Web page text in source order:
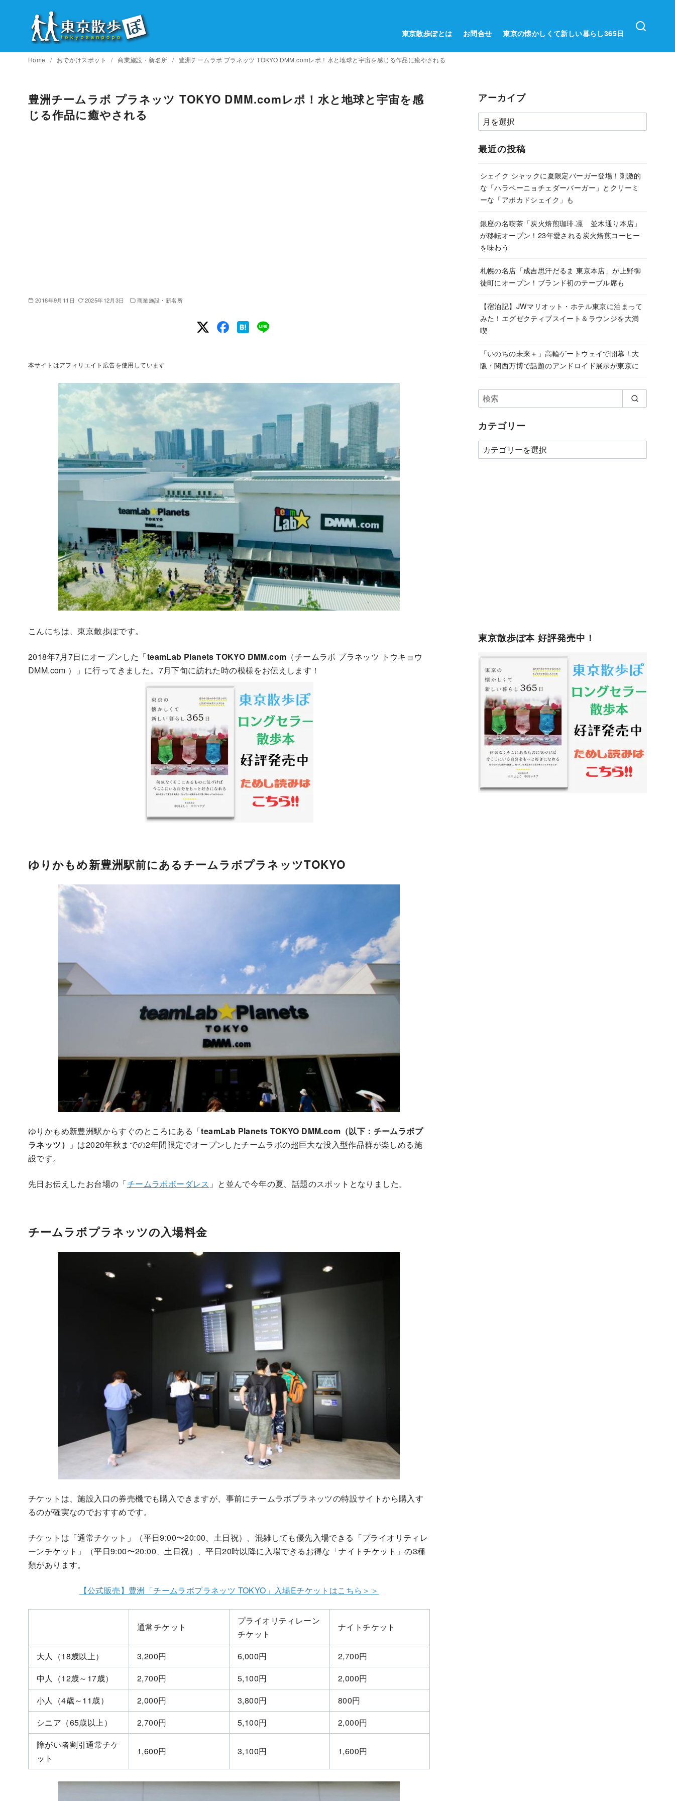
東京散歩ぽとは お問合せ 東京の懐かしくて新しい暮らし365日
Home おでかけスポット 商業施設・新名所 豊洲チームラボ プラネッツ TOKYO DMM.comレポ！水と地球と宇宙を感じる作品に癒やされる
豊洲チームラボ プラネッツ TOKYO DMM.comレポ！水と地球と宇宙を感
じる作品に癒やされる
2018年9月11日 2025年12月3日 商業施設・新名所
本サイトはアフィリエイト広告を使用しています
こんにちは、東京散歩ぽです。
2018年7月7日にオープンした「teamLab Planets TOKYO DMM.com （チームラボ プラネッツ トウキョウ
DMM.com ）」に行ってきました。7月下旬に訪れた時の模様をお伝えします！
ゆりかもめ新豊洲駅前にあるチームラボプラネッツTOKYO
ゆりかもめ新豊洲駅からすぐのところにある「teamLab Planets TOKYO DMM.com（以下：チームラボプ
ラネッツ）
」は2020年秋までの2年間限定でオープンしたチームラボの超巨大な没入型作品群が楽しめる施
設です。
先日お伝えしたお台場の「チームラボボーダレス 」と並んで今年の夏、話題のスポットとなりました。
チームラボプラネッツの入場料金
チケットは、施設入口の券売機でも購入できますが、事前にチームラボプラネッツの特設サイトから購入す
るのが確実なのでおすすめです。
チケットは「通常チケット」（平日9:00〜20:00、土日祝）、混雑しても優先入場できる「プライオリティレ
ーンチケット」（平日9:00〜20:00、土日祝）、平日20時以降に入場できるお得な「ナイトチケット」の3種
類があります。
【公式販売】豊洲「チームラボプラネッツ TOKYO」入場Eチケットはこちら＞＞
通常チケット
プライオリティレーン
チケット
ナイトチケット
大人（18歳以上） 3,200円 6,000円
2,700円
中人（12歳～17歳）
2,700円 5,100円
2,000円
小人（4歳～11歳）
2,000円 3,800円
800円
シニア（65歳以上）
2,700円 5,100円
2,000円
障がい者割引通常チケ
ット
1,600円 3,100円 1,600円
アーカイブ
ア
ー
カ
ブ
最近の投稿
シェイク シャックに夏限定バーガー登場！刺激的
な「ハラペーニョチェダーバーガー」とクリーミ
ーな「アボカドシェイク」も
銀座の名喫茶「炭火焙煎珈琲.凛 並木通り本店」
が移転オープン！23年愛される炭火焙煎コーヒー
を味わう
札幌の名店「成吉思汗だるま 東京本店」が上野御
徒町にオープン！ブランド初のテーブル席も
【宿泊記】JWマリオット・ホテル東京に泊まって
みた！エグゼクティブスイート＆ラウンジを大満
喫
「いのちの未来＋」高輪ゲートウェイで開幕！大
阪・関西万博で話題のアンドロイド展示が東京に
カテゴリー
カ
テ
東京散歩ぽ本 好評発売中！